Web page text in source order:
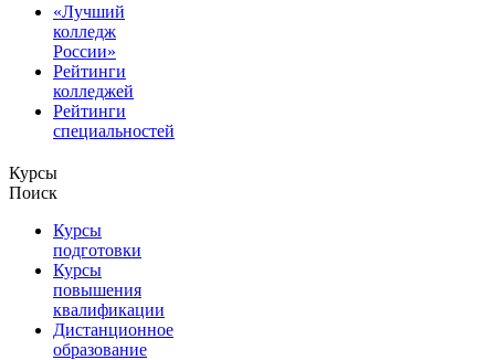
«Лучший
колледж
России»
Рейтинги
колледжей
Рейтинги
специальностей
Курсы
Поиск
Курсы
подготовки
Курсы
повышения
квалификации
Дистанционное
образование